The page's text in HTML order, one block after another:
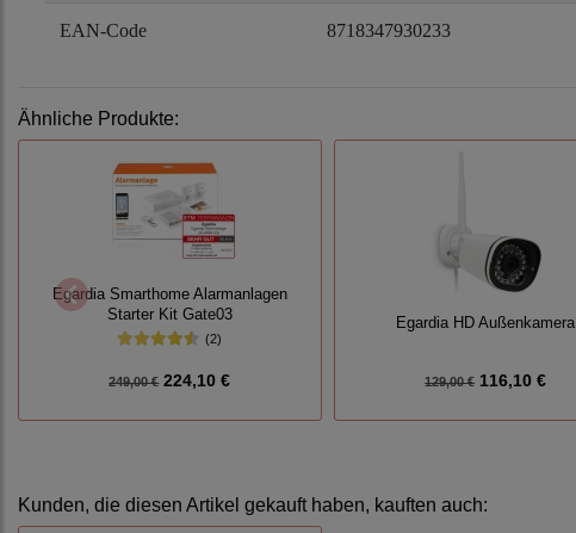
EAN-Code 8718347930233
Ähnliche Produkte:
Egardia Smarthome Alarmanlagen
Starter Kit Gate03
(2)
249,00 €224,10 €
Egardia HD Außenkamera
129,00 € 116,10 €
Kunden, die diesen Artikel gekauft haben, kauften auch: